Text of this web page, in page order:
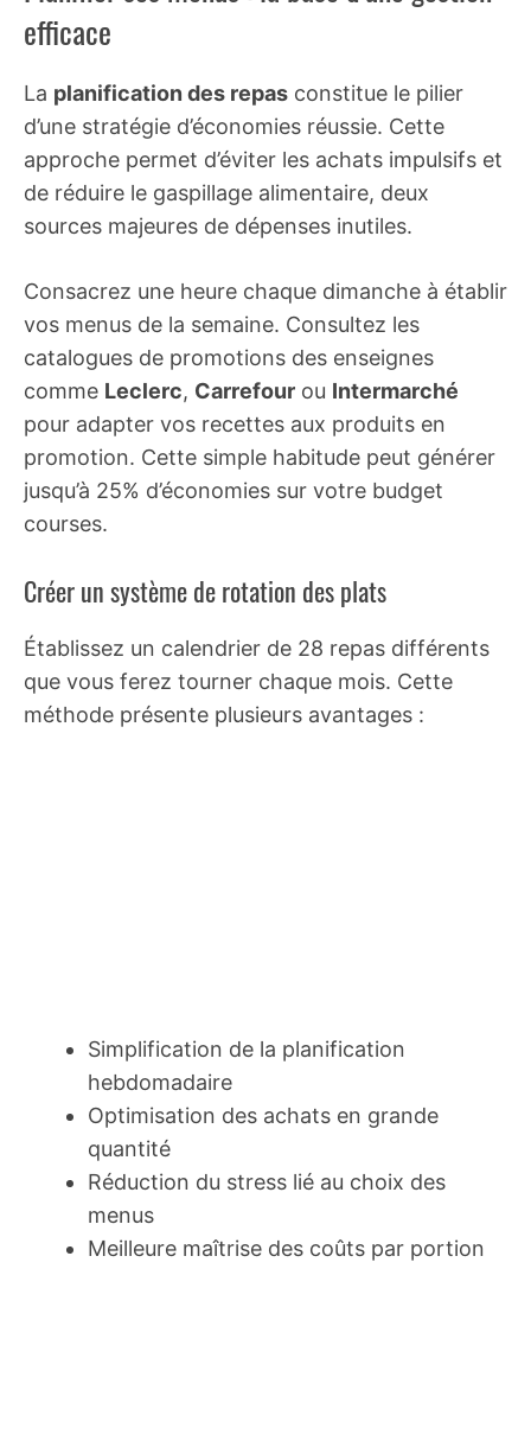
efficace
La planification des repas constitue le pilier
d’une stratégie d’économies réussie. Cette
approche permet d’éviter les achats impulsifs et
de réduire le gaspillage alimentaire, deux
sources majeures de dépenses inutiles.
Consacrez une heure chaque dimanche à établir
vos menus de la semaine. Consultez les
catalogues de promotions des enseignes
comme Leclerc, Carrefour ou Intermarché
pour adapter vos recettes aux produits en
promotion. Cette simple habitude peut générer
jusqu’à 25% d’économies sur votre budget
courses.
Créer un système de rotation des plats
Établissez un calendrier de 28 repas différents
que vous ferez tourner chaque mois. Cette
méthode présente plusieurs avantages :
Simplification de la planification
hebdomadaire
Optimisation des achats en grande
quantité
Réduction du stress lié au choix des
menus
Meilleure maîtrise des coûts par portion